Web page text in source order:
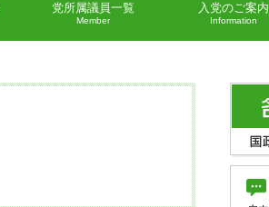
党所属議員一覧
Member
入党のご案内
Information